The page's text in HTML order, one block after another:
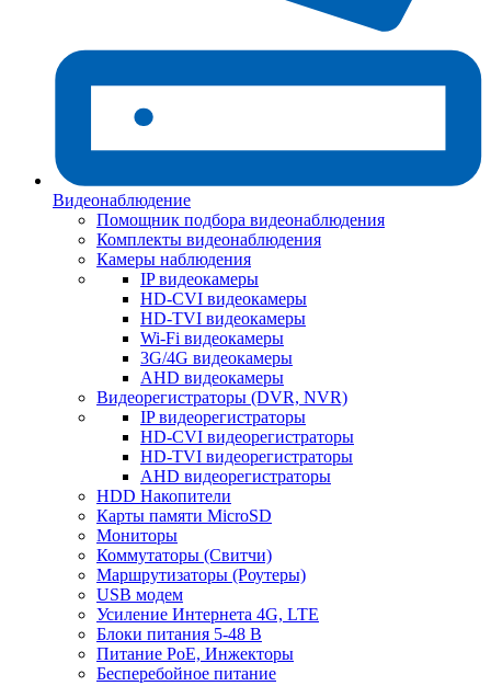
Видеонаблюдение
Помощник подбора видеонаблюдения
Комплекты видеонаблюдения
Камеры наблюдения
IP видеокамеры
HD-CVI видеокамеры
HD-TVI видеокамеры
Wi-Fi видеокамеры
3G/4G видеокамеры
AHD видеокамеры
Видеорегистраторы (DVR, NVR)
IP видеорегистраторы
HD-CVI видеорегистраторы
HD-TVI видеорегистраторы
AHD видеорегистраторы
HDD Накопители
Карты памяти MicroSD
Мониторы
Коммутаторы (Свитчи)
Маршрутизаторы (Роутеры)
USB модем
Усиление Интернета 4G, LTE
Блоки питания 5-48 В
Питание PoE, Инжекторы
Бесперебойное питание